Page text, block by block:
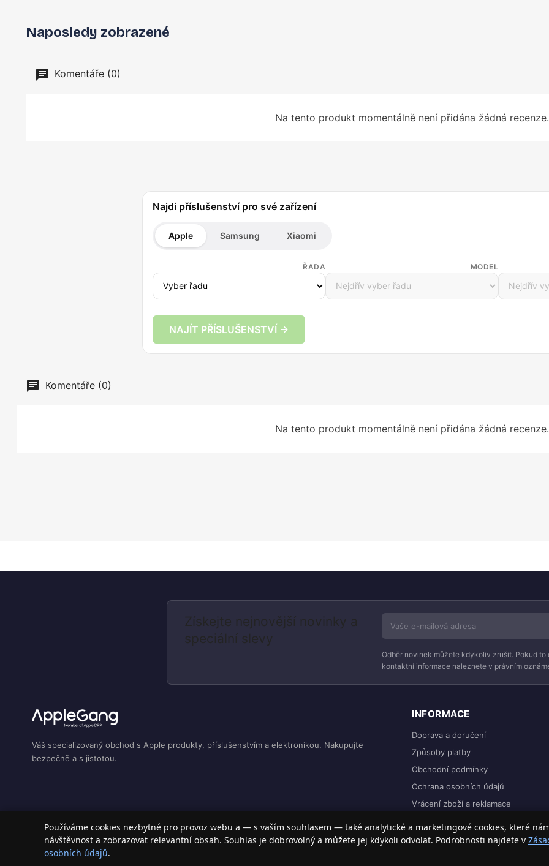
Naposledy zobrazené
Komentáře (0)
Na tento produkt momentálně není přidána žádná recenze.
Najdi příslušenství pro své zařízení
Apple Samsung Xiaomi
ŘADA MODEL
NAJÍT PŘÍSLUŠENSTVÍ →
Komentáře (0)
Na tento produkt momentálně není přidána žádná recenze.
HOCO N3 Vigour Cestovní USB nabíječka QC3.0, 18W, bílá
SKU: HOC-CHG-N30-WHI
Získejte nejnovější novinky a
speciální slevy
Odběr novinek můžete kdykoliv zrušit. Pokud to
kontaktní informace naleznete v právním
Váš specializovaný obchod s Apple produkty, příslušenstvím a elektronikou. Nakupujte
bezpečně a s jistotou.
INFORMACE
Doprava a doručení
Způsoby platby
Obchodní podmínky
Ochrana osobních údajů
Vrácení zboží a reklamace
© 2026 AppleGang.cz – Všechna práva vyhrazena
Používáme cookies nezbytné pro provoz webu a — s vaším souhlasem — také analytické a marketingové cookies, které
návštěvnost a zobrazovat relevantní obsah. Souhlas je dobrovolný a můžete jej kdykoli odvolat. Podrobnosti najdete v
osobních údajů.